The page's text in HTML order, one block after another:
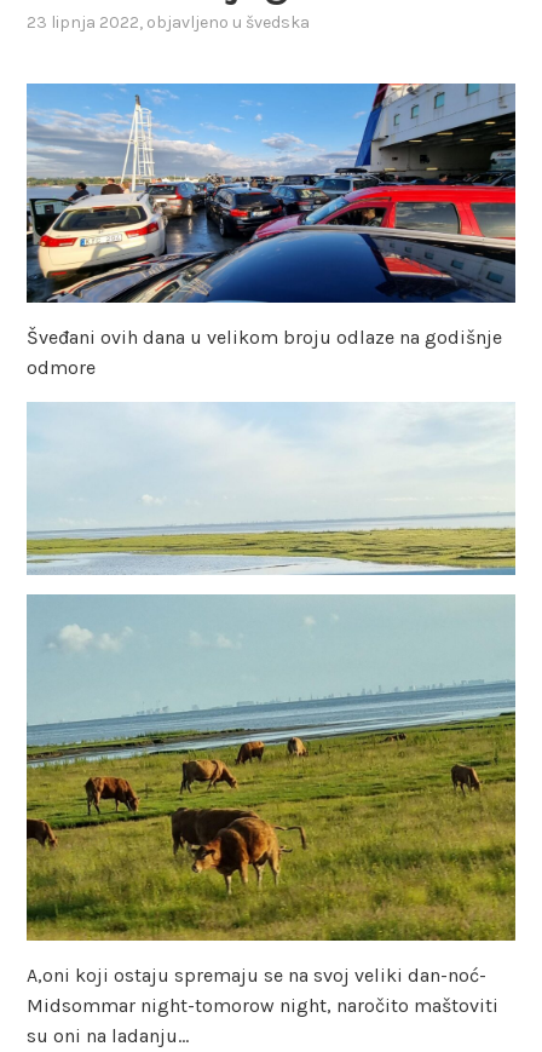
23 lipnja 2022, objavljeno u švedska
Šveđani ovih dana u velikom broju odlaze na godišnje
odmore
A,oni koji ostaju spremaju se na svoj veliki dan-noć-
Midsommar night-tomorow night, naročito maštoviti
su oni na ladanju…